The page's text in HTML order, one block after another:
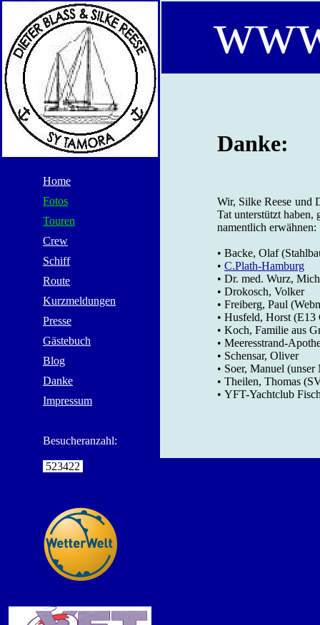
Home
Fotos
Touren
Crew
Schiff
Route
Kurzmeldungen
Presse
Gästebuch
Blog
Danke
Impressum
Besucheranzahl:
523422
Danke:
Wir, Silke Reese und
Tat unterstützt haben,
namentlich erwähnen:
• Backe, Olaf
• C.Plath-Hamburg
• Dr. med. Wurz,
• Drokosch, Volker
• Freiberg, Paul
• Husfeld, Horst
• Koch, Familie aus
• Meeresstrand-
• Schensar, Oliver
• Soer, Manuel
• Theilen, Thomas
• YFT-Yachtclub